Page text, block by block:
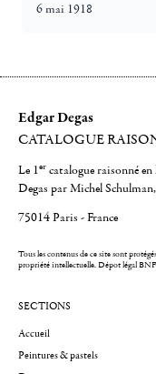
6 mai 1918
Edgar Degas
CATALOGUE
Le 1er catalogue raisonné
Degas par Michel
75014 Paris - France
Tous les contenus de ce site sont
propriété intellectuelle.Dépot légal
SECTIONS
Accueil
Peintures & pastels